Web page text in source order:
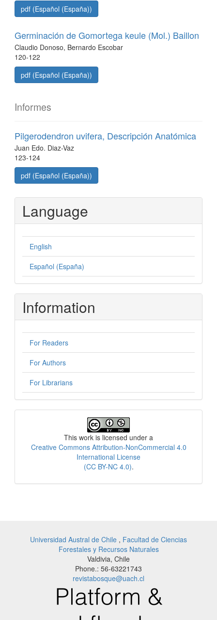
pdf (Español (España))
Germinación de Gomortega keule (Mol.) Baillon
Claudio Donoso, Bernardo Escobar
120-122
pdf (Español (España))
Informes
Pilgerodendron uvifera, Descripción Anatómica
Juan Edo. Diaz-Vaz
123-124
pdf (Español (España))
Language
English
Español (España)
Information
For Readers
For Authors
For Librarians
This work is licensed under a
Creative Commons Attribution-NonCommercial 4.0
International License
(CC BY-NC 4.0).
Universidad Austral de Chile , Facultad de Ciencias
Forestales y Recursos Naturales
Valdivia, Chile
Phone.: 56-63221743
revistabosque@uach.cl